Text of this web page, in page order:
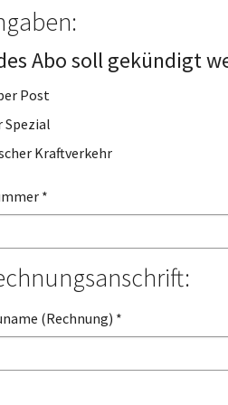
Abo soll gekündigt
Post
Spezial
Kraftverkehr
*
(Rechnung) *